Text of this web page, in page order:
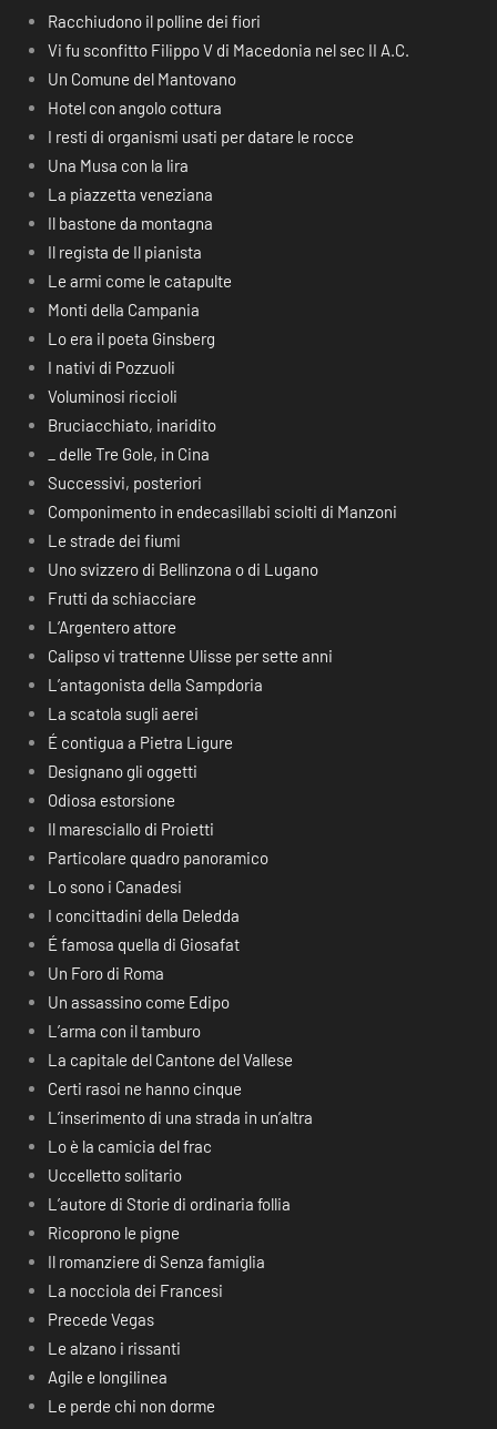
Racchiudono il polline dei fiori
Vi fu sconfitto Filippo V di Macedonia nel sec II A.C.
Un Comune del Mantovano
Hotel con angolo cottura
I resti di organismi usati per datare le rocce
Una Musa con la lira
La piazzetta veneziana
Il bastone da montagna
Il regista de Il pianista
Le armi come le catapulte
Monti della Campania
Lo era il poeta Ginsberg
I nativi di Pozzuoli
Voluminosi riccioli
Bruciacchiato, inaridito
_ delle Tre Gole, in Cina
Successivi, posteriori
Componimento in endecasillabi sciolti di Manzoni
Le strade dei fiumi
Uno svizzero di Bellinzona o di Lugano
Frutti da schiacciare
L’Argentero attore
Calipso vi trattenne Ulisse per sette anni
L’antagonista della Sampdoria
La scatola sugli aerei
É contigua a Pietra Ligure
Designano gli oggetti
Odiosa estorsione
Il maresciallo di Proietti
Particolare quadro panoramico
Lo sono i Canadesi
I concittadini della Deledda
É famosa quella di Giosafat
Un Foro di Roma
Un assassino come Edipo
L’arma con il tamburo
La capitale del Cantone del Vallese
Certi rasoi ne hanno cinque
L’inserimento di una strada in un’altra
Lo è la camicia del frac
Uccelletto solitario
L’autore di Storie di ordinaria follia
Ricoprono le pigne
Il romanziere di Senza famiglia
La nocciola dei Francesi
Precede Vegas
Le alzano i rissanti
Agile e longilinea
Le perde chi non dorme